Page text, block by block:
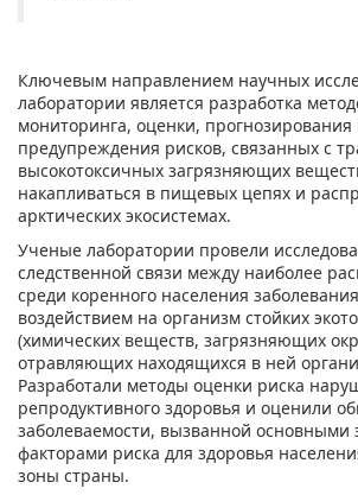
Ключевым направлением научных
лаборатории является разработка
мониторинга, оценки, прогнозирования
предупреждения рисков, связанных с
высокотоксичных загрязняющих
накапливаться в пищевых цепях и
арктических экосистемах.
Ученые лаборатории провели
следственной связи между наиболее
среди коренного населения
воздействием на организм стойких
(химических веществ, загрязняющих
отравляющих находящихся в ней
Разработали методы оценки риска
репродуктивного здоровья и оценили
заболеваемости, вызванной основными
факторами риска для здоровья
зоны страны.